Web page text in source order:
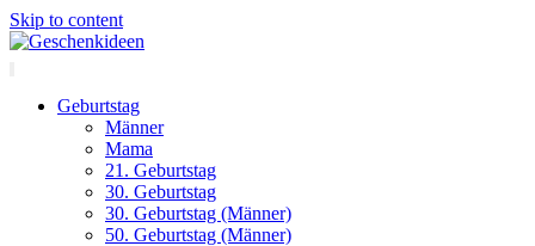
Skip to content
Geburtstag
Männer
Mama
21. Geburtstag
30. Geburtstag
30. Geburtstag (Männer)
50. Geburtstag (Männer)